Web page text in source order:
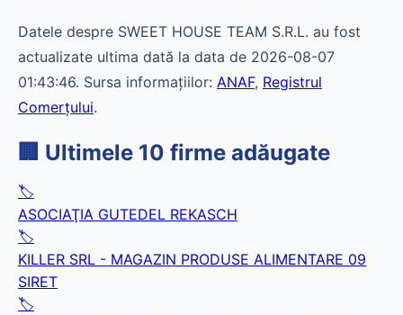
Datele despre SWEET HOUSE TEAM S.R.L. au fost
actualizate ultima dată la data de 2026-08-07
01:43:46. Sursa informațiilor: ANAF, Registrul
Comerțului.
🏢 Ultimele 10 firme adăugate
🏷️
ASOCIAŢIA GUTEDEL REKASCH
🏷️
KILLER SRL - MAGAZIN PRODUSE ALIMENTARE 09
SIRET
🏷️